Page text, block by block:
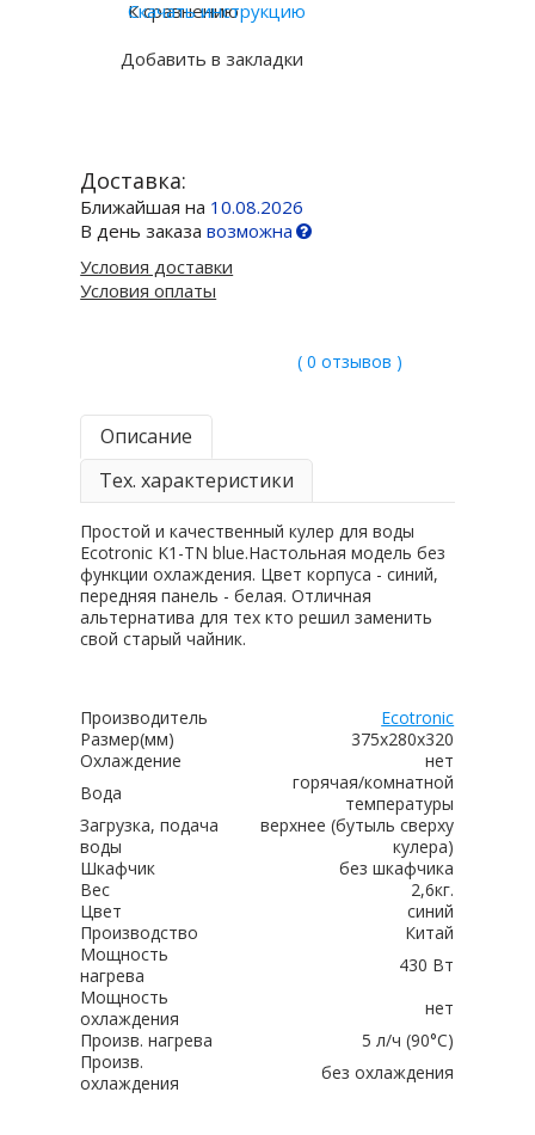
К сравнению
Добавить в закладки
Скачать инструкцию
Доставка:
Ближайшая на 10.08.2026
В день заказавозможна
Условия доставки
Условия оплаты
( 0 отзывов )
Описание
Тех. характеристики
Простой и качественный кулер для воды
Ecotronic K1-TN blue.Настольная модель без
функции охлаждения. Цвет корпуса - синий,
передняя панель - белая. Отличная
альтернатива для тех кто решил заменить
свой старый чайник.
Производитель
Ecotronic
Размер(мм)
375x280x320
Охлаждение
нет
Вода
горячая/комнатной
температуры
Загрузка, подача
воды
верхнее (бутыль сверху
кулера)
Шкафчик
без шкафчика
Вес
2,6кг.
Цвет
синий
Производство
Китай
Мощность
нагрева
430 Вт
Мощность
охлаждения
нет
Произв. нагрева
5 л/ч (90°C)
Произв.
охлаждения
без охлаждения